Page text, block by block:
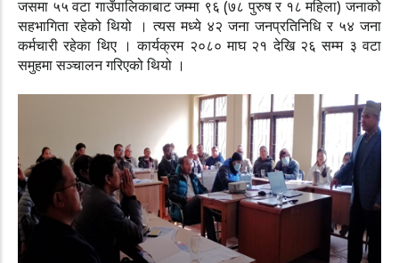
जसमा ५५ वटा गाउँपालिकाबाट जम्मा ९६ (७८ पुरुष र १८ महिला) जनाको
सहभागिता रहेको थियो । त्यस मध्ये ४२ जना जनप्रतिनिधि र ५४ जना
कर्मचारी रहेका थिए । कार्यक्रम २०८० माघ २१ देखि २६ सम्म ३ वटा
समुहमा सञ्चालन गरिएको थियो ।